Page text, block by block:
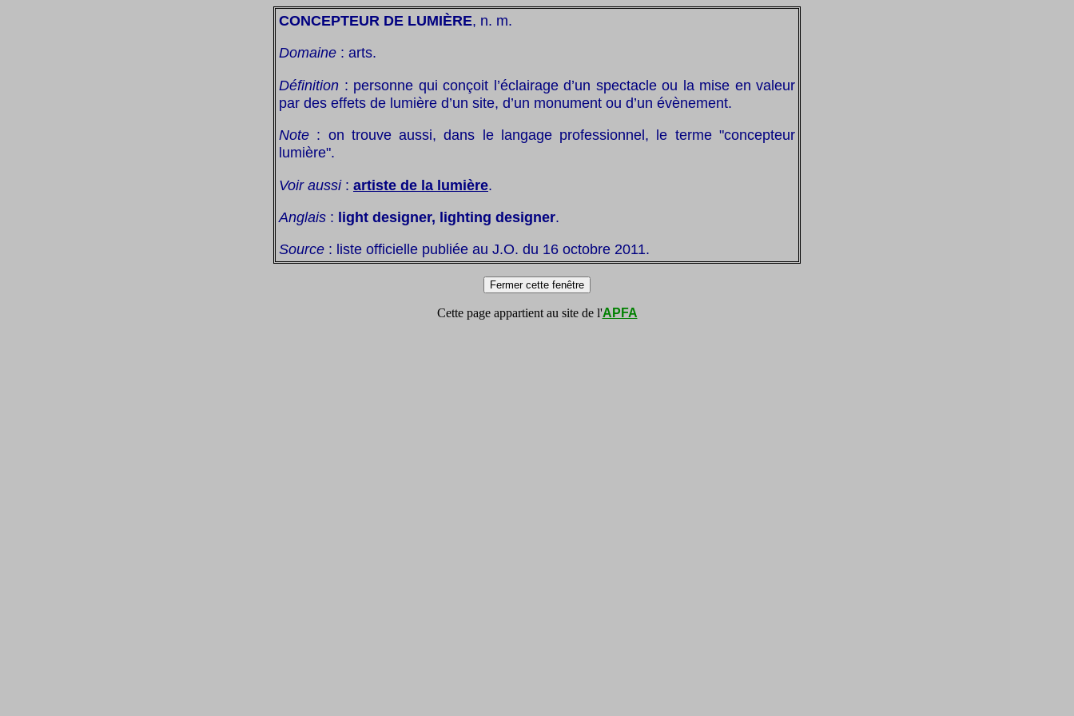
CONCEPTEUR DE LUMIÈRE, n. m.
Domaine : arts.
Définition : personne qui conçoit l’éclairage d’un spectacle ou la mise en valeur
par des effets de lumière d’un site, d’un monument ou d’un évènement.
Note : on trouve aussi, dans le langage professionnel, le terme "concepteur
lumière".
Voir aussi: artiste de la lumière.
Anglais : light designer, lighting designer.
Source : liste officielle publiée au J.O. du 16 octobre 2011.
Cette page appartient au site de l'APFA